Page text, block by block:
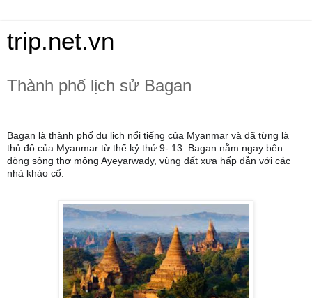
trip.net.vn
Thành phố lịch sử Bagan
Bagan là thành phố du lịch nổi tiếng của Myanmar và đã từng là
thủ đô của Myanmar từ thế kỷ thứ 9- 13. Bagan nằm ngay bên
dòng sông thơ mộng Ayeyarwady, vùng đất xưa hấp dẫn với các
nhà khảo cổ.